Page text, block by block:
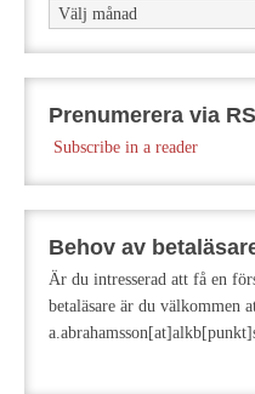
Arkiv
Prenumerera via
Subscribe in a reader
Behov av
Är du intresserad att få en
betaläsare är du välkommen